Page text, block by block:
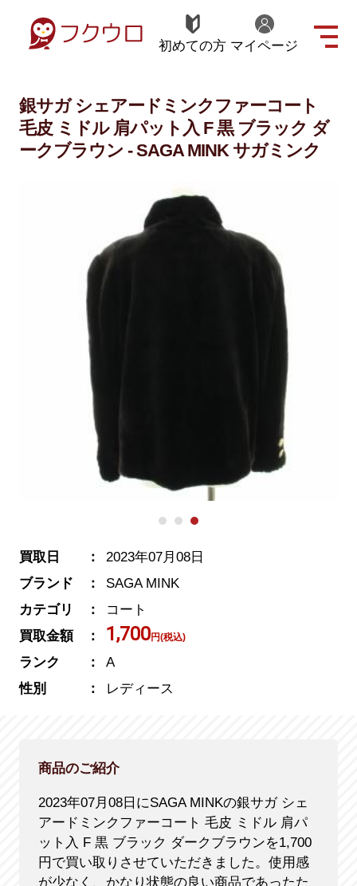
初めての方 マイページ
銀サガ シェアードミンクファーコート
毛皮 ミドル 肩パット入 F 黒 ブラック ダ
ークブラウン - SAGA MINK サガミンク
買取日
2023年07月08日
ブランド
SAGA MINK
カテゴリ
コート
買取金額
1,700円(税込)
ランク
A
性別
レディース
商品のご紹介
2023年07月08日にSAGA MINKの銀サガ シェ
アードミンクファーコート 毛皮 ミドル 肩パ
ット入 F 黒 ブラック ダークブラウンを1,700
円で買い取りさせていただきました。使用感
が少なく、かなり状態の良い商品であったた